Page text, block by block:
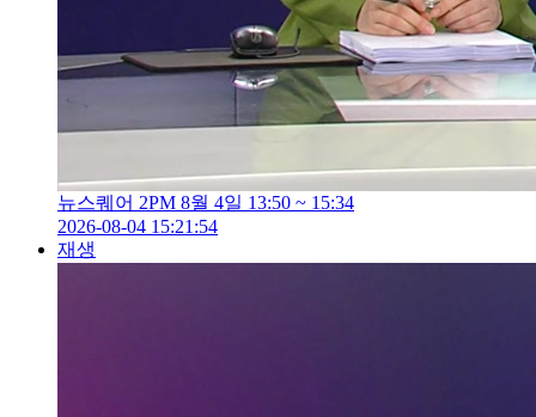
뉴스퀘어 2PM 8월 4일 13:50 ~ 15:34
2026-08-04 15:21:54
재생